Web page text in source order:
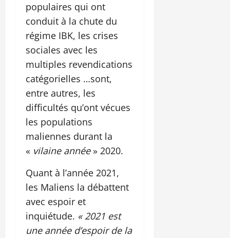
populaires qui ont
conduit à la chute du
régime IBK, les crises
sociales avec les
multiples revendications
catégorielles …sont,
entre autres, les
difficultés qu’ont vécues
les populations
maliennes durant la
« vilaine année» 2020.
Quant à l’année 2021,
les Maliens la débattent
avec espoir et
inquiétude. « 2021 est
une année d’espoir de la